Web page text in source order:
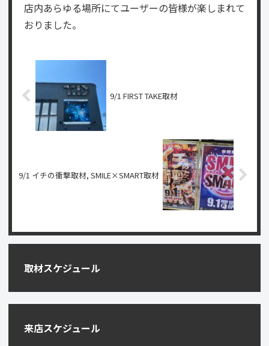
店内あらゆる場所にてユーザーの皆様が楽しまれて
おりました。
9/1 FIRST TAKE取材
9/1 イチの衝撃取材, SMILE×SMART取材
取材スケジュール
来店スケジュール